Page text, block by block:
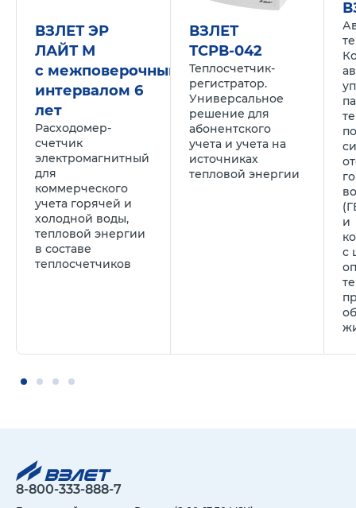
ВЗЛЕТ ЭР
ЛАЙТ М
с межповерочным
интервалом 6
лет
Расходомер-
счетчик
электромагнитный
для
коммерческого
учета горячей и
холодной воды,
тепловой энергии
в составе
теплосчетчиков
ВЗЛЕТ
ТСРВ-042
Теплосчетчик-
регистратор.
Универсальное
решение для
абонентского
учета и учета на
источниках
тепловой энергии
и
с
8-800-333-888-7